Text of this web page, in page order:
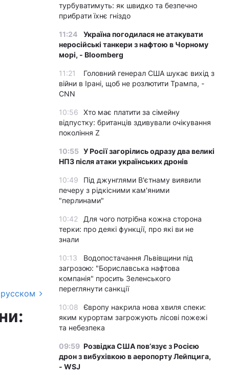
турбуватимуть: як швидко та безпечно
прибрати їхнє гніздо
11:24
Україна погодилася не атакувати
неросійські танкери з нафтою в Чорному
морі, - Bloomberg
11:21
Головний генерал США шукає вихід з
війни в Ірані, щоб не розлютити Трампа, -
CNN
10:56
Хто має платити за сімейну
відпустку: британців здивували очікування
покоління Z
10:55 У Росії загорілись одразу два великі
НПЗ після атаки українських дронів
10:49
Під джунглями В'єтнаму виявили
печеру з рідкісними кам'яними
"перлинами"
10:42
Для чого потрібна кожна сторона
терки: про деякі функції, про які ви не
знали
10:13
Водопостачання Львівщини під
загрозою: "Бориславська нафтова
компанія" просить Зеленського
переглянути санкції
10:08
Європу накрила нова хвиля спеки:
яким курортам загрожують лісові пожежі
та небезпека
09:59 Розвідка США пов’язує з Росією
дрон з вибухівкою в аеропорту Лейпцига,
- WSJ